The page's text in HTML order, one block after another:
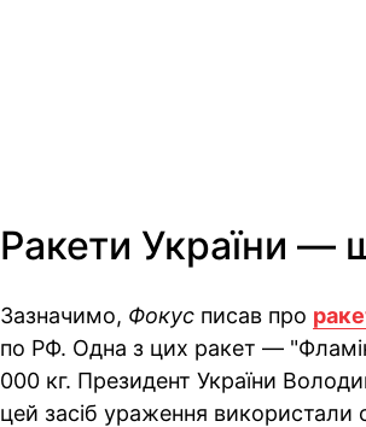
Ракети України —
Зазначимо, Фокус писав про
по РФ. Одна з цих ракет —
000 кг. Президент України
цей засіб ураження використали